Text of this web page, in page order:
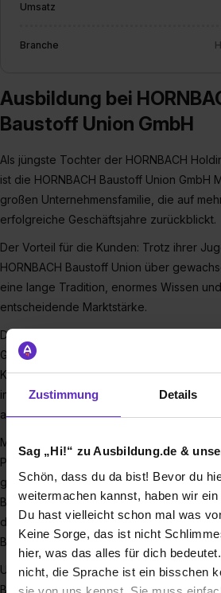
Zustimmung Details
Sag „Hi!“ zu Ausbildung.de &
Schön, dass du da bist! Bevor du
weitermachen kannst, haben wir
Du hast vielleicht schon mal was
Keine Sorge, das ist nicht
hier, was das alles für dich
nicht, die Sprache ist ein bisschen
Umsatz
Branche
Ausbildung bei
Baustoff Union GmbH
Als jüngste Tochter der HORNBACH
ist die HORNBACH Baustoff Union GmbH
großen Unternehmensfamilie, die auf
erfolgreiche Geschäftsjahre zurückblickt.
Der Vorteil für die Kunden: Trotz ihrer
HORNBACH Baustoff Union über
eine lange Tradition, enormes Wissen
entscheidende Marktstärke.
Die Hornbach Baustoff Union mit ihren
Gesellschaften Union Bauzentrum
Kallenborn, Robert Röhlinger und Ets. C.
innovatives
am Bau!
Mit rd. 1.100 Mitarbeitern, derzeit 39
Pfalz, im Saarland, in Baden-
grenznah in der Region Grand Est ist die
Baustoff Union und mit ihrem Umsatz von
die Hornbach Baustoff Union regional
Baustoffhandel vertreten.
Unsere Kunden sind Handwerker,
Bauherren und Selbermacher; Bei